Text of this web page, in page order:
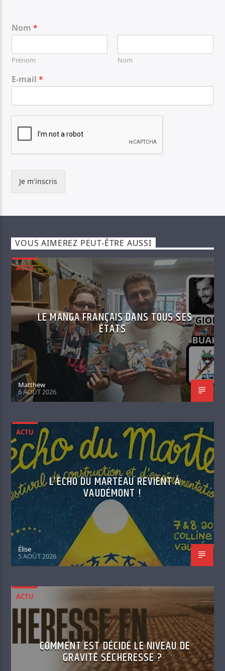
Nom*
Prénom Nom
E-mail*
Je m'inscris
VOUS AIMEREZ PEUT-ÊTRE AUSSI
ACTU
LE MANGA FRANÇAIS DANS TOUS SES
ÉTATS
Matthew
6 AOÛT 2026
ACTU
L’ÉCHO DU MARTEAU REVIENT À
VAUDÉMONT !
Élise
5 AOÛT 2026
ACTU
COMMENT EST DÉCIDÉ LE NIVEAU DE
GRAVITÉ SÉCHERESSE ?